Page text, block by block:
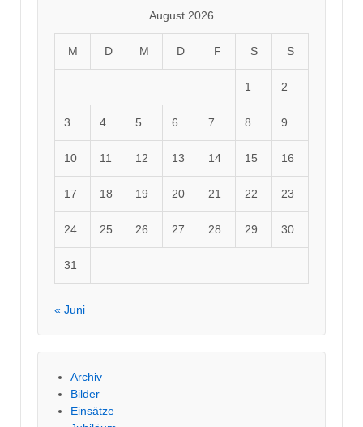
August 2026
M D M D F S S
1 2
3 4 5 6 7 8 9
10 11 12 13 14 15 16
17 18 19 20 21 22 23
24 25 26 27 28 29 30
31
« Juni
Archiv
Bilder
Einsätze